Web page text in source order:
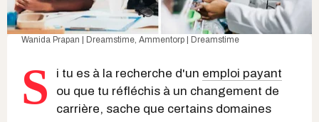
Wanida Prapan | Dreamstime Ammentorp | Dreamstime
S i tu es à la recherche d'un emploi payant
ou que tu réfléchis à un changement de
carrière, sache que certains domaines